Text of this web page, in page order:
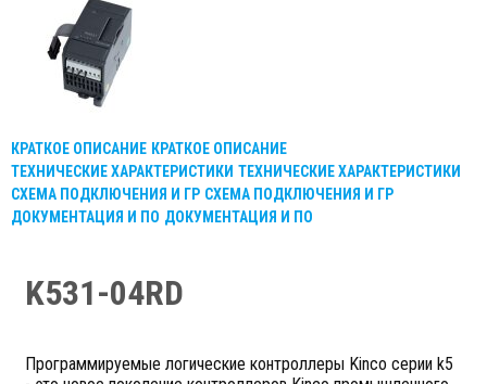
КРАТКОЕ ОПИСАНИЕ КРАТКОЕ ОПИСАНИЕ
ТЕХНИЧЕСКИЕ ХАРАКТЕРИСТИКИ ТЕХНИЧЕСКИЕ ХАРАКТЕРИСТИКИ
СХЕМА ПОДКЛЮЧЕНИЯ И ГР СХЕМА ПОДКЛЮЧЕНИЯ И ГР
ДОКУМЕНТАЦИЯ И ПО ДОКУМЕНТАЦИЯ И ПО
K531-04RD
Программируемые логические контроллеры Kinco серии k5